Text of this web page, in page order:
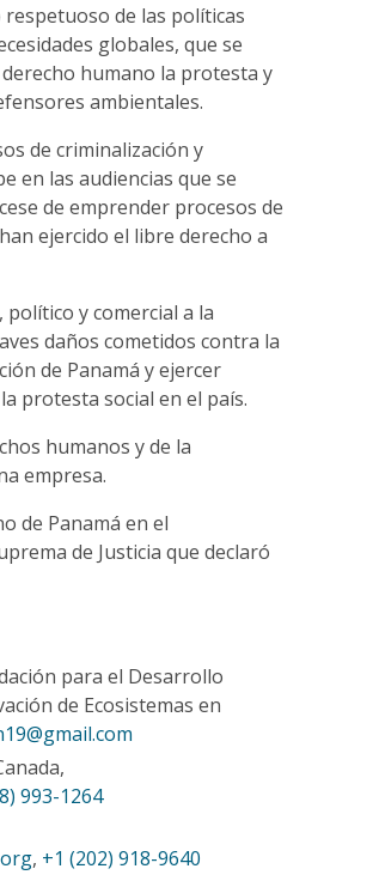
de las políticas
globales, que se
humano la protesta y
ambientales.
de criminalización y
en las audiencias que se
de emprender procesos de
ejercido el libre derecho a
y comercial a la
daños cometidos contra la
de Panamá y ejercer
protesta social en el país.
humanos y de la
empresa.
de Panamá en el
de Justicia que declaró
para el Desarrollo
de Ecosistemas en
993-1264
, +1 (202) 918-9640